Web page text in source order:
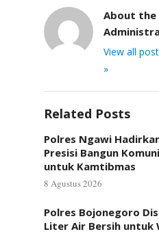
About the
View all
»
Related Posts
Polres Ngawi
Presisi Bangun
untuk Kamtibmas
8 Agustus 2026
Polres Bojonegoro
Liter Air Bersih untuk